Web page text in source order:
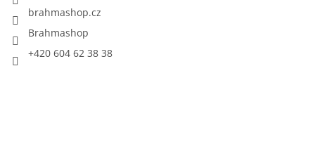
brahmashop.cz
Brahmashop
+420 604 62 38 38